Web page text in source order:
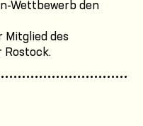
Wettbewerb den
Mitglied des
Rostock.